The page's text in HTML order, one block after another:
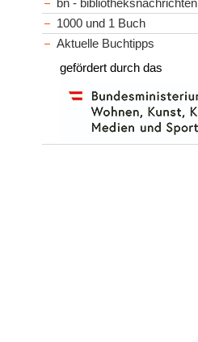
1000 und 1 Buch
Aktuelle Buchtipps
gefördert durch das